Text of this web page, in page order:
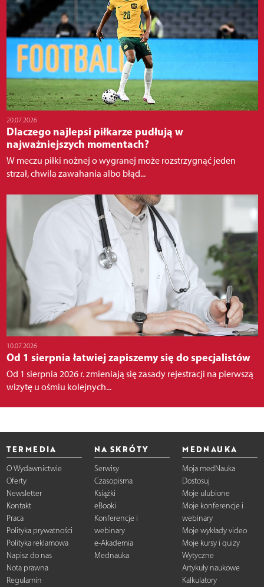
20.07.2026
Dlaczego najlepsi piłkarze pudłują w
najważniejszych momentach?
W meczu piłki nożnej o wygranej może rozstrzygnąć jeden
strzał, chwila zawahania albo błąd...
10.07.2026
Od 1 sierpnia łatwiej zapiszemy się do specjalistów
Od 1 sierpnia 2026 r. zmieniają się zasady rejestracji na pierwszą
wizytę u ośmiu kolejnych...
TERMEDIA
O Wydawnictwie
Oferty
Newsletter
Kontakt
Praca
Polityka prywatności
Polityka reklamowa
Napisz do nas
Nota prawna
Regulamin
NA SKRÓTY
Serwisy
Czasopisma
Książki
eBooki
Konferencje i
webinary
e-Akademia
Mednauka
MEDNAUKA
Moja medNauka
Dostosuj
Moje ulubione
Moje konferencje i
webinary
Moje wykłady video
Moje kursy i quizy
Wytyczne
Artykuły naukowe
Kalkulatory